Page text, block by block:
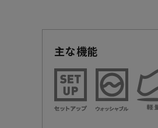
主な機能